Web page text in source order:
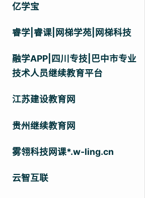
亿学宝
睿学|睿课|网梯学苑|网梯科技
融学APP|四川专技|巴中市专业
技术人员继续教育平台
江苏建设教育网
贵州继续教育网
雾翎科技网课*.w-ling.cn
云智互联